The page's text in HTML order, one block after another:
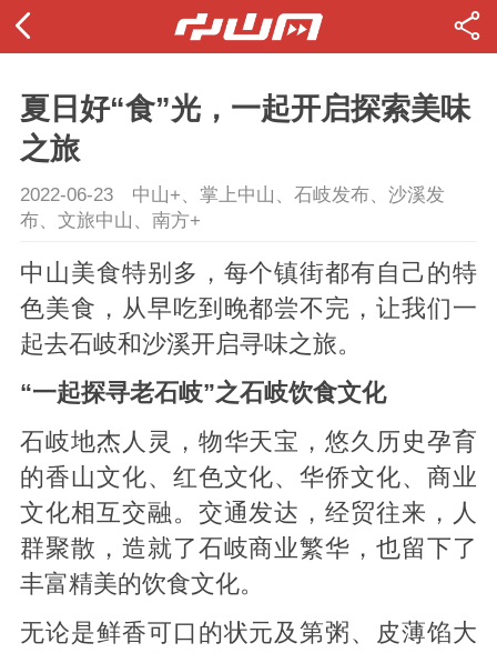
夏日好“食”光，一起开启探索美味
之旅
2022-06-23
中山+、掌上中山、石岐发布、沙溪发
布、文旅中山、南方+
中山美食特别多，每个镇街都有自己的特
色美食，从早吃到晚都尝不完，让我们一
起去石岐和沙溪开启寻味之旅。
“一起探寻老石岐”之石岐饮食文化
石岐地杰人灵，物华天宝，悠久历史孕育
的香山文化、红色文化、华侨文化、商业
文化相互交融。交通发达，经贸往来，人
群聚散，造就了石岐商业繁华，也留下了
丰富精美的饮食文化。
无论是鲜香可口的状元及第粥、皮薄馅大